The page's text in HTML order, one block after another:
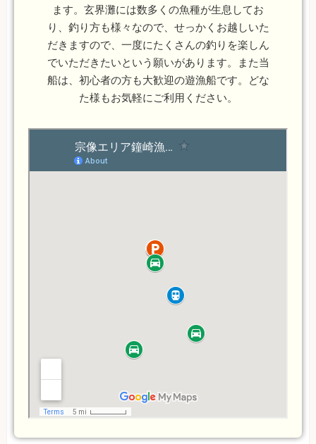
ます。玄界灘には数多くの魚種が生息してお
り、釣り方も様々なので、せっかくお越しいた
だきますので、一度にたくさんの釣りを楽しん
でいただきたいという願いがあります。また当
船は、初心者の方も大歓迎の遊漁船です。どな
た様もお気軽にご利用ください。